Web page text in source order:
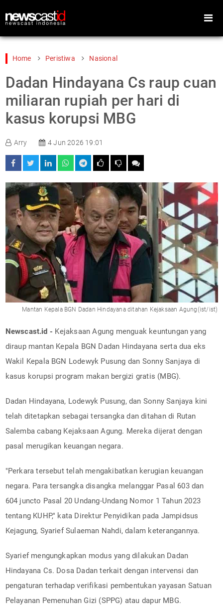
Home
Peristiwa
Gaya Hidup
Teknologi
Video
Foto
Home Peristiwa Nasional
Dadan Hindayana Cs raup cuan
miliaran rupiah per hari di
kasus korupsi MBG
Arry 4 Jun 2026 19:01
Mantan Kepala BGN Dadan Hindayana ditahan Kejaksaan Agung(ist/ist)
Newscast.id - Kejaksaan Agung menguak keuntungan yang
diraup mantan Kepala BGN Dadan Hindayana serta dua eks
Wakil Kepala BGN Lodewyk Pusung dan Sonny Sanjaya di
kasus korupsi program makan bergizi gratis (MBG).
Dadan Hindayana, Lodewyk Pusung, dan Sonny Sanjaya kini
telah ditetapkan sebagai tersangka dan ditahan di Rutan
Salemba cabang Kejaksaan Agung. Mereka dijerat dengan
pasal merugikan keuangan negara.
"Perkara tersebut telah mengakibatkan kerugian keuangan
negara. Para tersangka disangka melanggar Pasal 603 dan
604 juncto Pasal 20 Undang-Undang Nomor 1 Tahun 2023
tentang KUHP," kata Direktur Penyidikan pada Jampidsus
Kejagung, Syarief Sulaeman Nahdi, dalam keterangannya.
Syarief mengungkapkan modus yang dilakukan Dadan
Hindayana Cs. Dosa Dadan terkait dengan intervensi dan
pengaturan terhadap verifikasi pembentukan yayasan Satuan
Pelayanan Pemenuhan Gizi (SPPG) atau dapur MBG.